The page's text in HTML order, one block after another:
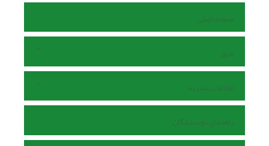
صفحه اصلی
مرور
اطلاعات نشریه
راهنمای نویسندگان